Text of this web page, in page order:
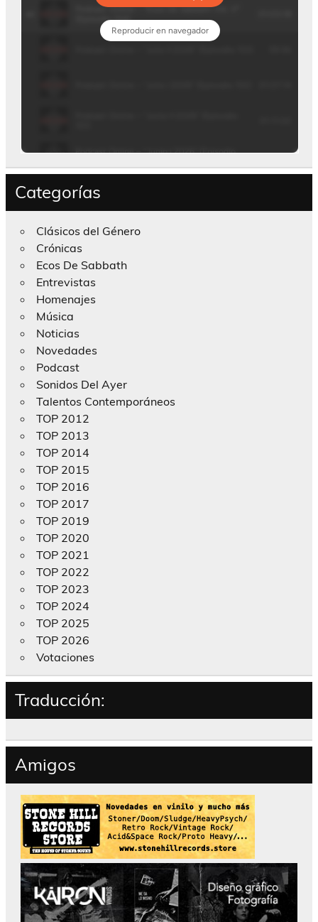
Categorías
Clásicos del Género
Crónicas
Ecos De Sabbath
Entrevistas
Homenajes
Música
Noticias
Novedades
Podcast
Sonidos Del Ayer
Talentos Contemporáneos
TOP 2012
TOP 2013
TOP 2014
TOP 2015
TOP 2016
TOP 2017
TOP 2019
TOP 2020
TOP 2021
TOP 2022
TOP 2023
TOP 2024
TOP 2025
TOP 2026
Votaciones
Traducción:
Amigos